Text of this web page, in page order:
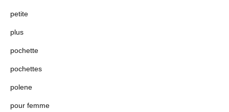
petite
plus
pochette
pochettes
polene
pour femme